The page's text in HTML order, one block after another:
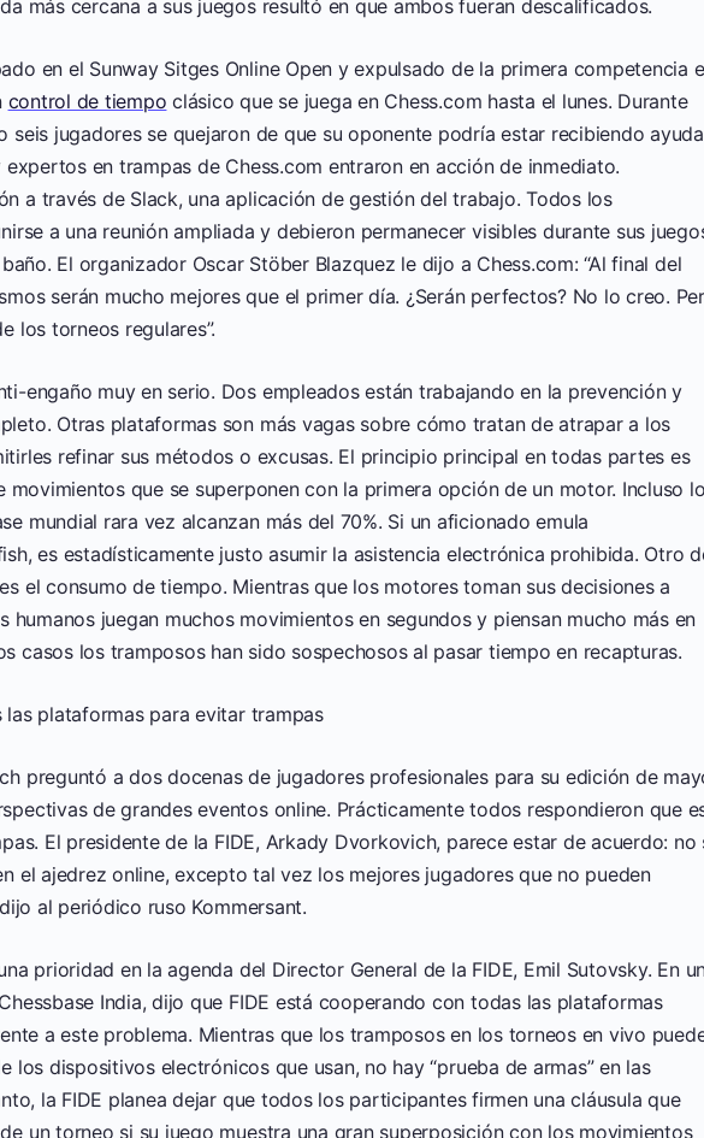
más cercana a sus juegos resultó en que ambos fueran descalificados.
en el Sunway Sitges Online Open y expulsado de la primera competencia
control de tiempo clásico que se juega en Chess.com hasta el lunes. Durante
seis jugadores se quejaron de que su oponente podría estar recibiendo ayuda
en trampas de Chess.com entraron en acción de inmediato.
a través de Slack, una aplicación de gestión del trabajo. Todos los
a una reunión ampliada y debieron permanecer visibles durante sus
El organizador Oscar Stöber Blazquez le dijo a Chess.com: “Al final del
serán mucho mejores que el primer día. ¿Serán perfectos? No lo creo.
los torneos regulares”.
engaño muy en serio. Dos empleados están trabajando en la prevención y
Otras plataformas son más vagas sobre cómo tratan de atrapar a los
refinar sus métodos o excusas. El principio principal en todas partes es
que se superponen con la primera opción de un motor. Incluso
mundial rara vez alcanzan más del 70%. Si un aficionado emula
es estadísticamente justo asumir la asistencia electrónica prohibida. Otro
el consumo de tiempo. Mientras que los motores toman sus decisiones a
humanos juegan muchos movimientos en segundos y piensan mucho más en
casos los tramposos han sido sospechosos al pasar tiempo en recapturas.
plataformas para evitar trampas
preguntó a dos docenas de jugadores profesionales para su edición de
de grandes eventos online. Prácticamente todos respondieron que
El presidente de la FIDE, Arkady Dvorkovich, parece estar de acuerdo: no
el ajedrez online, excepto tal vez los mejores jugadores que no pueden
al periódico ruso Kommersant.
prioridad en la agenda del Director General de la FIDE, Emil Sutovsky. En
India, dijo que FIDE está cooperando con todas las plataformas
a este problema. Mientras que los tramposos en los torneos en vivo
los dispositivos electrónicos que usan, no hay “prueba de armas” en las
la FIDE planea dejar que todos los participantes firmen una cláusula que
un torneo si su juego muestra una gran superposición con los movimientos